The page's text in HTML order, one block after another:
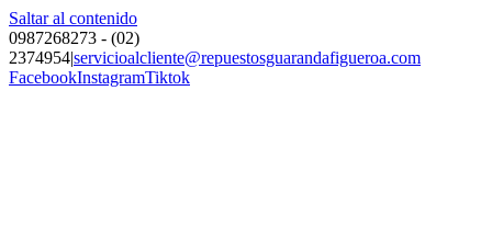
Saltar al contenido
0987268273 - (02)
2374954|servicioalcliente@repuestosguarandafigueroa.com
FacebookInstagramTiktok